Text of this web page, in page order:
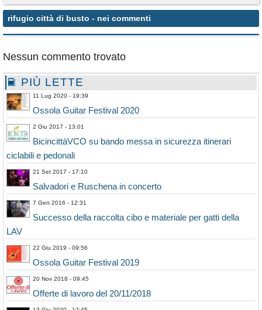
rifugio città di busto - nei commenti
Nessun commento trovato
PIÙ LETTE
11 Lug 2020 - 19:39
Ossola Guitar Festival 2020
2 Giu 2017 - 13:01
BicincittàVCO su bando messa in sicurezza itinerari
ciclabili e pedonali
21 Set 2017 - 17:10
Salvadori e Ruschena in concerto
7 Gen 2016 - 12:31
Successo della raccolta cibo e materiale per gatti della
LAV
22 Giu 2019 - 09:56
Ossola Guitar Festival 2019
20 Nov 2018 - 09:45
Offerte di lavoro del 20/11/2018